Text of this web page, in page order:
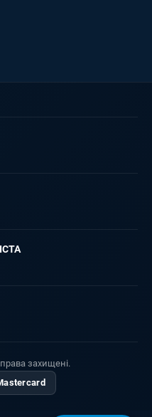
права захищені.